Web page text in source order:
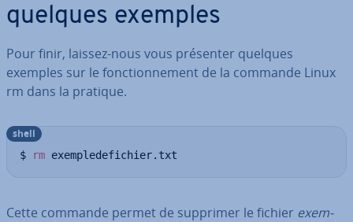
quelques exemples
Pour finir, laissez-nous vous présenter quelques
exemples sur le fonc­tion­ne­ment de la commande Linux
rm dans la pratique.
$ rm exempledefichier.txt
shell
Cette commande permet de supprimer le fichier exem­